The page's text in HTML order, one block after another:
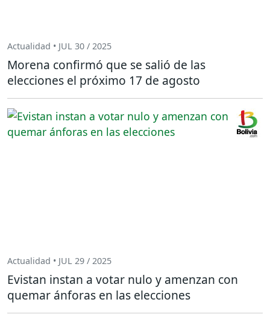
Actualidad • JUL 30 / 2025
Morena confirmó que se salió de las
elecciones el próximo 17 de agosto
Actualidad • JUL 29 / 2025
Evistan instan a votar nulo y amenzan con
quemar ánforas en las elecciones